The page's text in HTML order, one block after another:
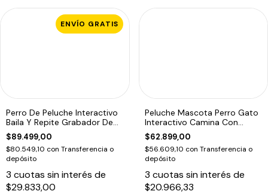
ENVÍO GRATIS
Perro De Peluche Interactivo
Baila Y Repite Grabador De
Voz
$89.499,00
$80.549,10 con Transferencia o
depósito
3 cuotas sin interés de
$29.833,00
Peluche Mascota Perro Gato
Interactivo Camina Con
Sonido
$62.899,00
$56.609,10 con Transferencia o
depósito
3 cuotas sin interés de
$20.966,33